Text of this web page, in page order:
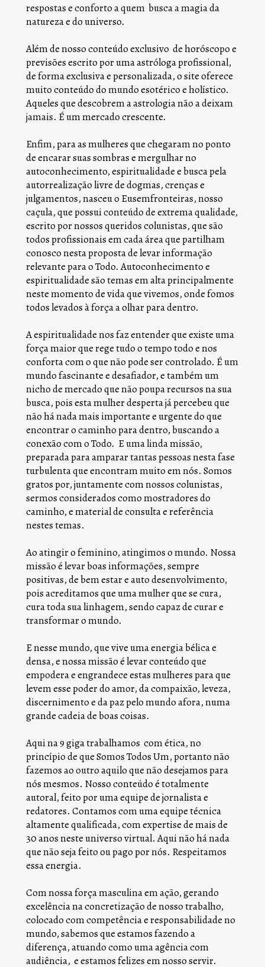
respostas e conforto a quem  busca a magia da
natureza e do universo.
Além de nosso conteúdo exclusivo  de horóscopo e
previsões escrito por uma astróloga profissional,
de forma exclusiva e personalizada, o site oferece
muito conteúdo do mundo esotérico e holístico.
Aqueles que descobrem a astrologia não a deixam
jamais. É um mercado crescente.
Enfim, para as mulheres que chegaram no ponto
de encarar suas sombras e mergulhar no
autoconhecimento, espiritualidade e busca pela
autorrealização livre de dogmas, crenças e
julgamentos, nasceu o Eusemfronteiras, nosso
caçula, que possui conteúdo de extrema qualidade,
escrito por nossos queridos colunistas, que são
todos profissionais em cada área que partilham
conosco nesta proposta de levar informação
relevante para o Todo. Autoconhecimento e
espiritualidade são temas em alta principalmente
neste momento de vida que vivemos, onde fomos
todos levados à força a olhar para dentro.
A espiritualidade nos faz entender que existe uma
força maior que rege tudo o tempo todo e nos
conforta com o que não pode ser controlado. É um
mundo fascinante e desafiador, e também um
nicho de mercado que não poupa recursos na sua
busca, pois esta mulher desperta já percebeu que
não há nada mais importante e urgente do que
encontrar o caminho para dentro, buscando a
conexão com o Todo.  E uma linda missão,
preparada para amparar tantas pessoas nesta fase
turbulenta que encontram muito em nós. Somos
gratos por, juntamente com nossos colunistas,
sermos considerados como mostradores do
caminho, e material de consulta e referência
nestes temas.
Ao atingir o feminino, atingimos o mundo. Nossa
missão é levar boas informações, sempre
positivas, de bem estar e auto desenvolvimento,
pois acreditamos que uma mulher que se cura,
cura toda sua linhagem, sendo capaz de curar e
transformar o mundo.
E nesse mundo, que vive uma energia bélica e
densa, e nossa missão é levar conteúdo que
empodera e engrandece estas mulheres para que
levem esse poder do amor, da compaixão, leveza,
discernimento e da paz pelo mundo afora, numa
grande cadeia de boas coisas.
Aqui na 9 giga trabalhamos  com ética, no
princípio de que Somos Todos Um, portanto não
fazemos ao outro aquilo que não desejamos para
nós mesmos. Nosso conteúdo é totalmente
autoral, feito por uma equipe de jornalista e
redatores. Contamos com uma equipe técnica
altamente qualificada, com expertise de mais de
30 anos neste universo virtual. Aqui não há nada
que não seja feito ou pago por nós. Respeitamos
essa energia.
Com nossa força masculina em ação, gerando
excelência na concretização de nosso trabalho,
colocado com competência e responsabilidade no
mundo, sabemos que estamos fazendo a
diferença, atuando como uma agência com
audiência,  e estamos felizes em nosso servir.